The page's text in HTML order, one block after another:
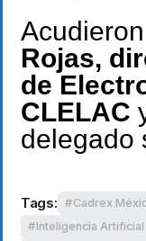
Rojas,
de
CLELAC
delegado
Tags: Cadrex
Inteligencia Artificial